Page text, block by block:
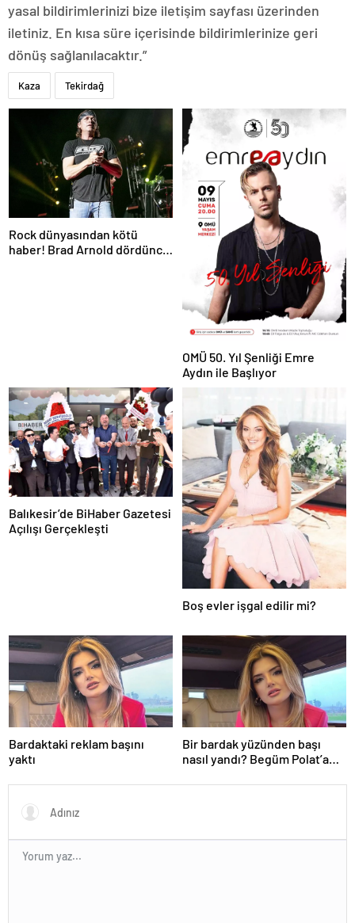
yasal bildirimlerinizi bize iletişim sayfası üzerinden
iletiniz. En kısa süre içerisinde bildirimlerinize geri
dönüş sağlanılacaktır.”
Kaza Tekirdağ
Rock dünyasından kötü
haber! Brad Arnold dördüncü
OMÜ 50. Yıl Şenliği Emre
Aydın ile Başlıyor
Balıkesir’de BiHaber Gazetesi
Açılışı Gerçekleşti
Boş evler işgal edilir mi?
Bardaktaki reklam başını
yaktı
Bir bardak yüzünden başı
nasıl yandı? Begüm Polat’a
reklamı soruşturması…